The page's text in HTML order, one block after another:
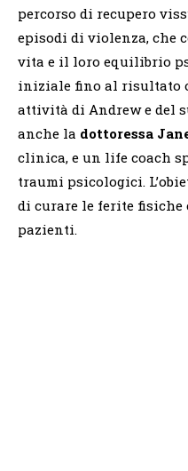
percorso di recupero
episodi di violenza, che
vita e il loro equilibrio
iniziale fino al risultato
attività di Andrew e del
anche la dottoressa
clinica, e un life coach
traumi psicologici.
di curare le ferite fisiche
pazienti.